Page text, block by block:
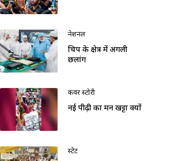
नेशनल
चिप के क्षेत्र में अगली
छलांग
कवर स्टोरी
नई पीढ़ी का मन खट्टा क्यों
स्टेट